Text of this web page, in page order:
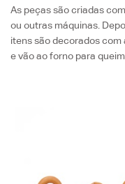
As peças são criadas
ou outras máquinas.
itens são decorados com
e vão ao forno para